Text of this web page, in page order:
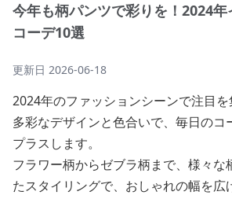
今年も柄パンツで彩りを！2024
コーデ10選
更新日 2026-06-18
2024年のファッションシーンで注目を
多彩なデザインと色合いで、毎日のコ
プラスします。
フラワー柄からゼブラ柄まで、様々な
たスタイリングで、おしゃれの幅を広